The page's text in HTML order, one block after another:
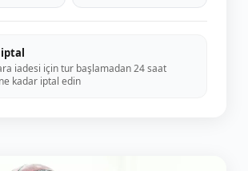
iadesi için tur başlamadan 24 saat
kadar iptal edin